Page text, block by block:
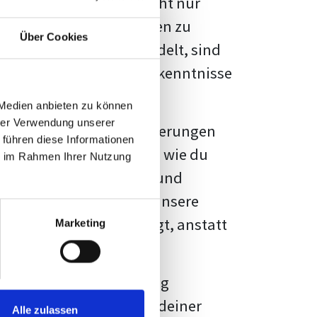
Über Cookies
anbieten zu können
Verwendung unserer
diese Informationen
Rahmen Ihrer Nutzung
Marketing
Alle zulassen
Fakten und Quellen zu
handelt, sind
und Erkenntnisse
vor diesen Herausforderungen
kannst, sondern auch, wie du
Formatierung und
Erwartungen, und unsere
Vorlage zeigt, anstatt
große Herausforderung
wird die Formatierung deiner